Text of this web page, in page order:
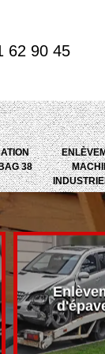
62 90 45
38